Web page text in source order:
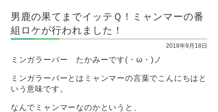
男鹿の果てまでイッテＱ！ミャンマーの番
組ロケが行われました！
2018年9月18日
ミンガラーバー たかみーです(・ω・)ノ
ミンガラーバーとはミャンマーの言葉でこんにちはと
いう意味です。
なんでミャンマーなのかというと、